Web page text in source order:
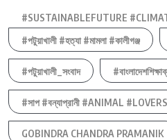
#SUSTAINABLEFUTURE
#পটুয়াখালী #হত্যা #মামলা #কালীগঞ্জ
#পটুয়াখালী_সংবাদ
#সাপ #বন্যাপ্রানী #ANIMAL
GOBINDRA CHANDRA PRAMANIK